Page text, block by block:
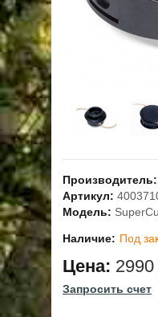
АКЦИИ
Производитель:
Артикул:
Модель:
Наличие: Под
Цена: 2990
Запросить счет